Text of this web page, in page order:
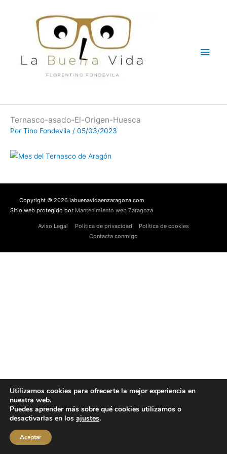
Ternasco-asado-El-Origen-Huesca
Por Tino Fondevila / 05/03/2023
Copyright © 2026 labuenavidaenzaragoza.com
Sitio web protegido por Mantenimiento web Zaragoza
Aviso Legal Política de privacidad
Política de cookies
Contacta conmigo
Utilizamos cookies para ofrecerte la mejor experiencia en
nuestra web.
Puedes aprender más sobre qué cookies utilizamos o
desactivarlas en los ajustes.
Aceptar